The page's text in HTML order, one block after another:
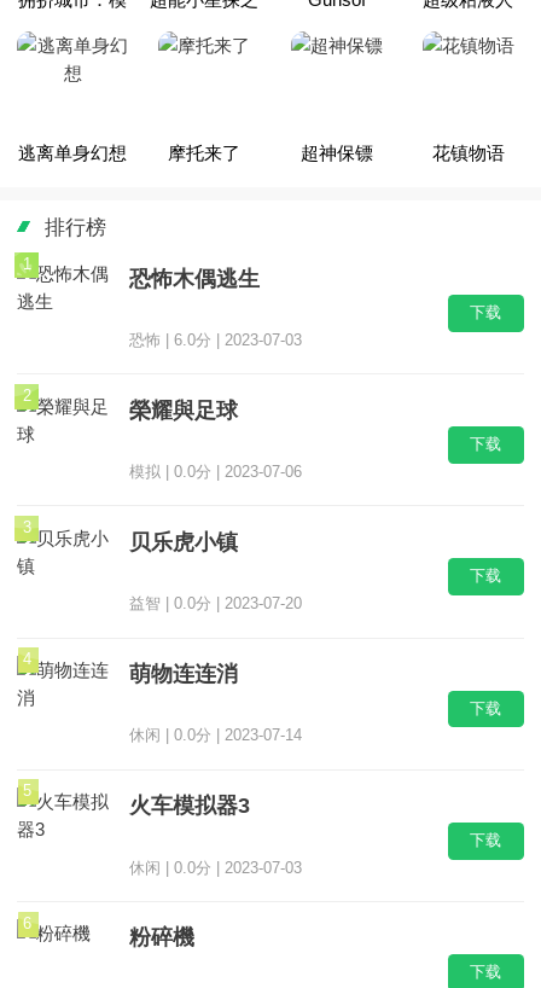
逃离单身幻想 摩托来了 超神保镖 花镇物语
排行榜
1
恐怖木偶逃生
恐怖 | 6.0分 | 2023-07-03
下载
2
榮耀與足球
模拟 | 0.0分 | 2023-07-06
下载
3
贝乐虎小镇
益智 | 0.0分 | 2023-07-20
下载
4
萌物连连消
休闲 | 0.0分 | 2023-07-14
下载
5
火车模拟器3
休闲 | 0.0分 | 2023-07-03
下载
6
粉碎機
下载